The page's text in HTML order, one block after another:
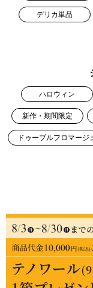
デリカ単品
ハロウィン
新作・期間限定
ドゥーブルフロマージ